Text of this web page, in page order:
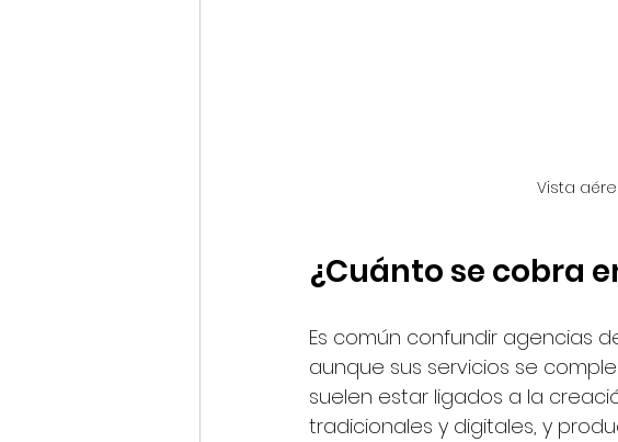
Vista
¿Cuánto se cobra
Es común confundir agencias
aunque sus servicios se
suelen estar ligados a la
tradicionales y digitales, y